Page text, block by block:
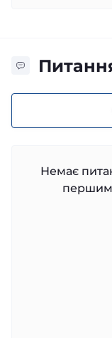
Немає
першим